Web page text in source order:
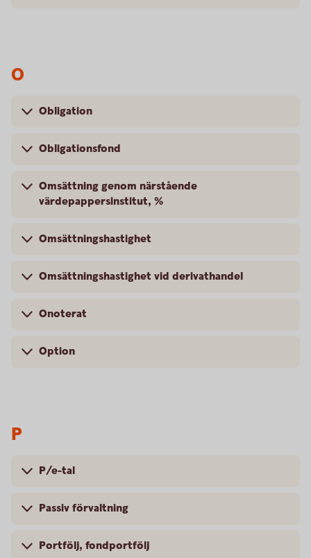
O
Obligation
Obligationsfond
Omsättning genom närstående
värdepappersinstitut, %
Omsättningshastighet
Omsättningshastighet vid derivathandel
Onoterat
Option
P
P/e-tal
Passiv förvaltning
Portfölj, fondportfölj